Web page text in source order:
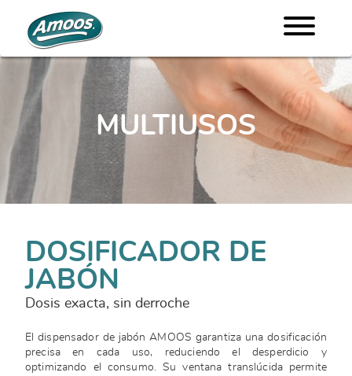
MULTIUSOS
DOSIFICADOR DE
JABÓN
Dosis exacta, sin derroche
El dispensador de jabón AMOOS garantiza una dosificación
precisa en cada uso, reduciendo el desperdicio y
optimizando el consumo. Su ventana translúcida permite